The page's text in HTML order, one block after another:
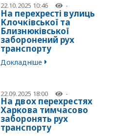
22.10.2025 10:46 -
На перехресті вулиць
Клочківської та
Близнюківської
заборонений рух
транспорту
Докладніше
22.09.2025 18:00 -
На двох перехрестях
Харкова тимчасово
заборонять рух
транспорту